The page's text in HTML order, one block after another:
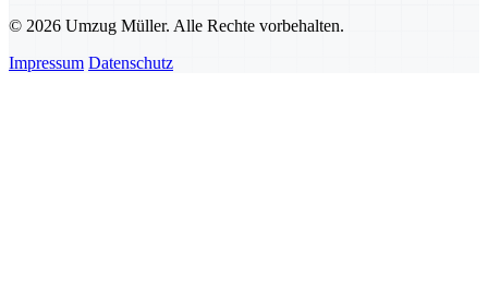
© 2026 Umzug Müller. Alle Rechte vorbehalten.
Impressum Datenschutz